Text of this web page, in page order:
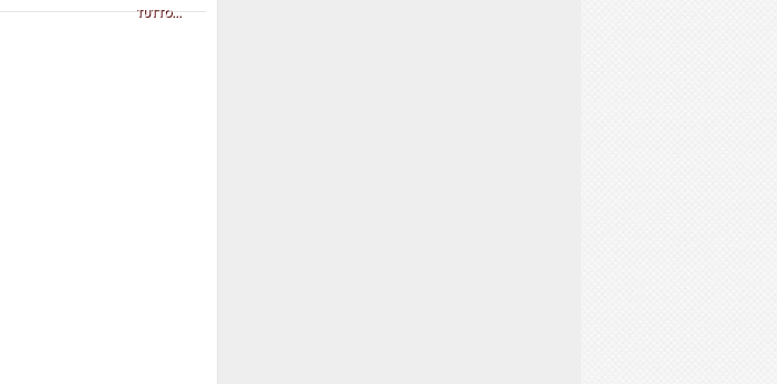
TUTTO...